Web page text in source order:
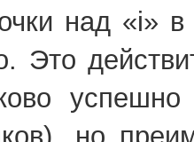
над «i»
Это